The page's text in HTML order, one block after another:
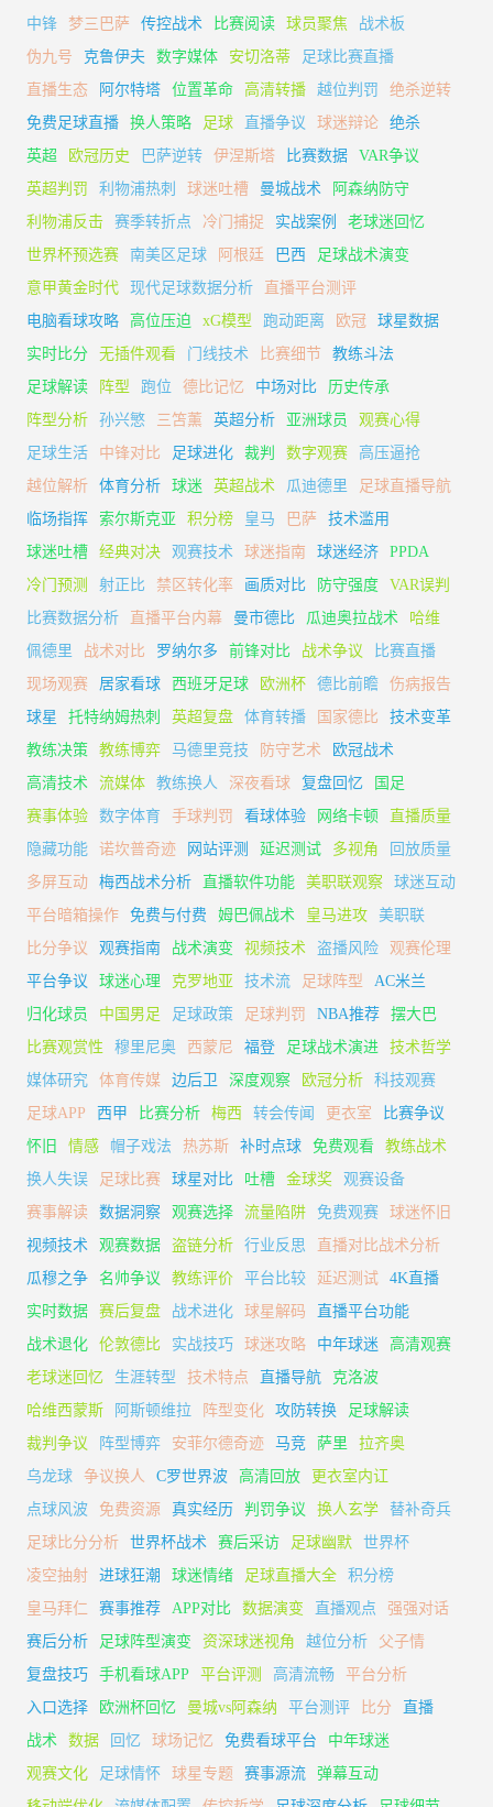
中锋
梦三巴萨 传控战术 比赛阅读 球员聚焦
战术板
伪九号
克鲁伊夫 数字媒体 安切洛蒂
足球比赛直播
直播生态
阿尔特塔 位置革命 高清转播 越位判罚
绝杀逆转
免费足球直播
换人策略 足球 直播争议 球迷辩论
绝杀
英超
欧冠历史 巴萨逆转 伊涅斯塔 比赛数据
VAR争议
英超判罚
利物浦热刺 球迷吐槽 曼城战术
阿森纳防守
利物浦反击
赛季转折点 冷门捕捉 实战案例
老球迷回忆
世界杯预选赛
南美区足球 阿根廷 巴西
足球战术演变
意甲黄金时代
现代足球数据分析
直播平台测评
电脑看球攻略
高位压迫 xG模型 跑动距离 欧冠
球星数据
实时比分
无插件观看 门线技术 比赛细节
教练斗法
足球解读
阵型 跑位 德比记忆 中场对比
历史传承
阵型分析
孙兴慜 三笘薰 英超分析 亚洲球员
观赛心得
足球生活
中锋对比 足球进化 裁判 数字观赛
高压逼抢
越位解析
体育分析 球迷 英超战术 瓜迪德里
足球直播导航
临场指挥
索尔斯克亚 积分榜 皇马 巴萨
技术滥用
球迷吐槽
经典对决 观赛技术 球迷指南 球迷经济
PPDA
冷门预测
射正比 禁区转化率 画质对比 防守强度
VAR误判
比赛数据分析
直播平台内幕 曼市德比 瓜迪奥拉战术
哈维
佩德里
战术对比 罗纳尔多 前锋对比 战术争议
比赛直播
现场观赛
居家看球 西班牙足球 欧洲杯 德比前瞻
伤病报告
球星
托特纳姆热刺 英超复盘 体育转播 国家德比
技术变革
教练决策
教练博弈 马德里竞技 防守艺术
欧冠战术
高清技术
流媒体 教练换人 深夜看球 复盘回忆
国足
赛事体验
数字体育 手球判罚 看球体验 网络卡顿
直播质量
隐藏功能
诺坎普奇迹 网站评测 延迟测试 多视角
回放质量
多屏互动
梅西战术分析 直播软件功能 美职联观察
球迷互动
平台暗箱操作
免费与付费 姆巴佩战术 皇马进攻
美职联
比分争议
观赛指南 战术演变 视频技术 盗播风险
观赛伦理
平台争议
球迷心理 克罗地亚 技术流 足球阵型
AC米兰
归化球员
中国男足 足球政策 足球判罚 NBA推荐
摆大巴
比赛观赏性
穆里尼奥 西蒙尼 福登 足球战术演进
技术哲学
媒体研究
体育传媒 边后卫 深度观察 欧冠分析
科技观赛
足球APP
西甲 比赛分析 梅西 转会传闻 更衣室
比赛争议
怀旧
情感 帽子戏法 热苏斯 补时点球 免费观看
教练战术
换人失误
足球比赛 球星对比 吐槽 金球奖
观赛设备
赛事解读
数据洞察 观赛选择 流量陷阱 免费观赛
球迷怀旧
视频技术
观赛数据 盗链分析 行业反思
直播对比战术分析
瓜穆之争
名帅争议 教练评价 平台比较 延迟测试
4K直播
实时数据
赛后复盘 战术进化 球星解码
直播平台功能
战术退化
伦敦德比 实战技巧 球迷攻略 中年球迷
高清观赛
老球迷回忆
生涯转型 技术特点 直播导航
克洛波
哈维西蒙斯
阿斯顿维拉 阵型变化 攻防转换
足球解读
裁判争议
阵型博弈 安菲尔德奇迹 马竞 萨里
拉齐奥
乌龙球
争议换人 C罗世界波 高清回放
更衣室内讧
点球风波
免费资源 真实经历 判罚争议 换人玄学
替补奇兵
足球比分分析
世界杯战术 赛后采访 足球幽默
世界杯
凌空抽射
进球狂潮 球迷情绪 足球直播大全
积分榜
皇马拜仁
赛事推荐 APP对比 数据演变 直播观点
强强对话
赛后分析
足球阵型演变 资深球迷视角 越位分析
父子情
复盘技巧
手机看球APP 平台评测 高清流畅
平台分析
入口选择
欧洲杯回忆 曼城vs阿森纳 平台测评 比分
直播
战术
数据 回忆 球场记忆 免费看球平台
中年球迷
观赛文化
足球情怀 球星专题 赛事源流
弹幕互动